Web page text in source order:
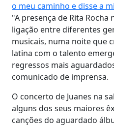
o meu caminho e disse a
"A presença de Rita
ligação entre diferentes
musicais, numa noite que
latina com o talento
regressos mais
comunicado de imprensa.
O concerto de Juanes na
alguns dos seus maiores
canções do aguardado